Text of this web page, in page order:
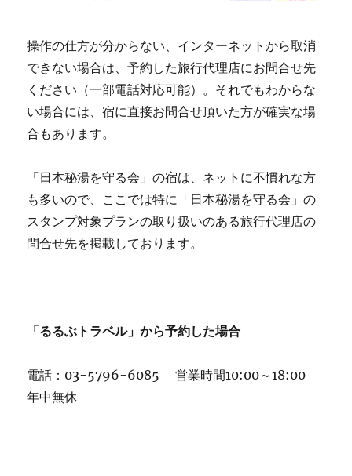
操作の仕方が分からない、インターネットから取消
できない場合は、予約した旅行代理店にお問合せ先
ください（一部電話対応可能）。それでもわからな
い場合には、宿に直接お問合せ頂いた方が確実な場
合もあります。
「日本秘湯を守る会」の宿は、ネットに不慣れな方
も多いので、ここでは特に「日本秘湯を守る会」の
スタンプ対象プランの取り扱いのある旅行代理店の
問合せ先を掲載しております。
「るるぶトラベル」から予約した場合
電話：03-5796-6085 営業時間10:00～18:00
年中無休